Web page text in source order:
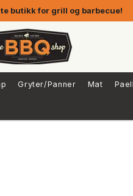
butikk for grill og barbecue!
Gryter/Panner Mat